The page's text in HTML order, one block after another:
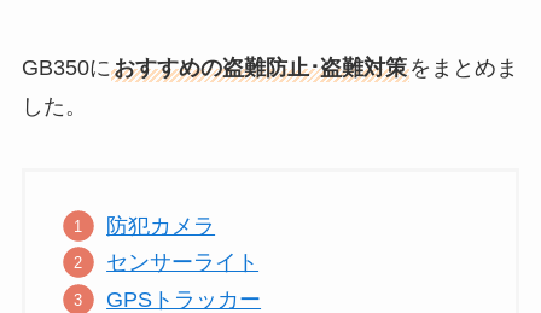
GB350におすすめの盗難防止･盗難対策をまとめま
した。
防犯カメラ
センサーライト
GPSトラッカー